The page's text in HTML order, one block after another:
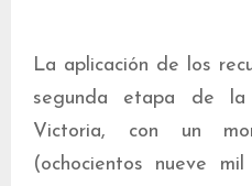
La aplicación de los
segunda etapa de
Victoria, con un
(ochocientos nueve